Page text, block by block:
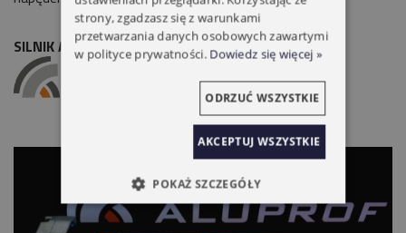
SILNIK ALUPROF DM55M NHK
strony, zgadzasz się z warunkami
przetwarzania danych osobowych zawartymi
w polityce prywatności. Dowiedz się więcej »
AKCEPTUJ WSZYSTKIE
ODRZUĆ WSZYSTKIE
POKAŻ SZCZEGÓŁY